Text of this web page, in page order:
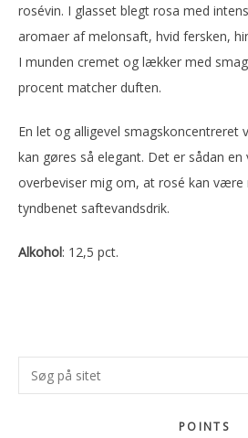
rosévin. I glasset blegt rosa med
aromaer af melonsaft, hvid fersken,
I munden cremet og lækker med
procent matcher duften.
En let og alligevel smagskoncentreret
kan gøres så elegant. Det er sådan
overbeviser mig om, at rosé kan være
tyndbenet saftevandsdrik.
Alkohol: 12,5 pct.
Primær
Sidebar
Søg
på
POINTS